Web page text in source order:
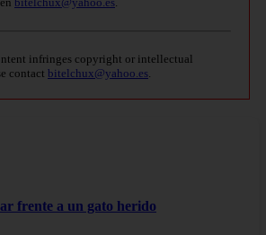
infringes copyright or intellectual
contact bitelchux@yahoo.es.
frente a un gato herido